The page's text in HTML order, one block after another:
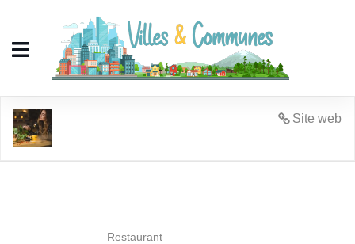
Site web
Restaurant